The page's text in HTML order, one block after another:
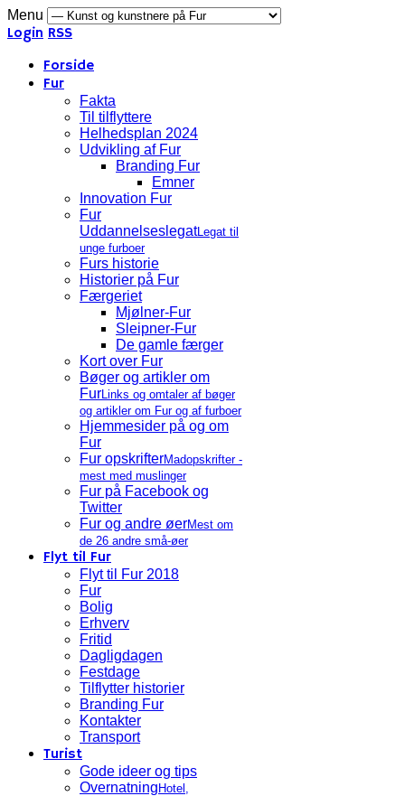
Menu
Login RSS
Forside
Fur
Fakta
Til tilflyttere
Helhedsplan 2024
Udvikling af Fur
Branding Fur
Emner
Innovation Fur
Fur
UddannelseslegatLegat til
unge furboer
Furs historie
Historier på Fur
Færgeriet
Mjølner-Fur
Sleipner-Fur
De gamle færger
Kort over Fur
Bøger og artikler om
FurLinks og omtaler af bøger
og artikler om Fur og af furboer
Hjemmesider på og om
Fur
Fur opskrifterMadopskrifter -
mest med muslinger
Fur på Facebook og
Twitter
Fur og andre øerMest om
de 26 andre små-øer
Flyt til Fur
Flyt til Fur 2018
Fur
Bolig
Erhverv
Fritid
Dagligdagen
Festdage
Tilflytter historier
Branding Fur
Kontakter
Transport
Turist
Gode ideer og tips
Overnatning Hotel,